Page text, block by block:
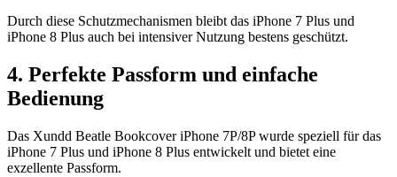
Durch diese Schutzmechanismen bleibt das iPhone 7 Plus und
iPhone 8 Plus auch bei intensiver Nutzung bestens geschützt.
4. Perfekte Passform und einfache
Bedienung
Das Xundd Beatle Bookcover iPhone 7P/8P wurde speziell für das
iPhone 7 Plus und iPhone 8 Plus entwickelt und bietet eine
exzellente Passform.